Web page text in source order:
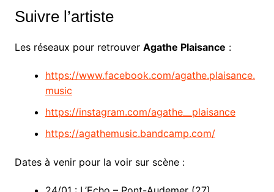
Suivre l’artiste
Les réseaux pour retrouver Agathe Plaisance :
https://www.facebook.com/agathe.plaisance.
music
https://instagram.com/agathe__plaisance
https://agathemusic.bandcamp.com/
Dates à venir pour la voir sur scène :